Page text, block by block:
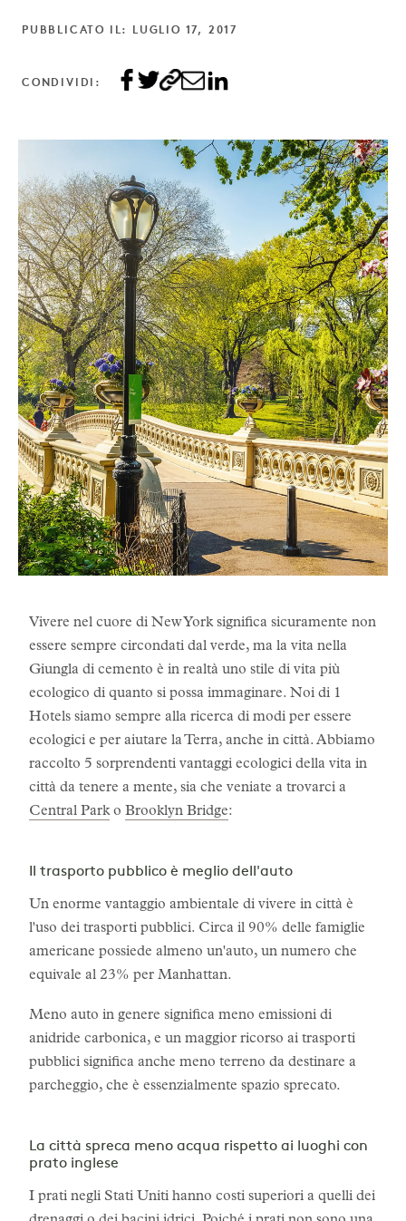
PUBBLICATO IL: LUGLIO 17, 2017
CONDIVIDI:
Vivere nel cuore di New York significa sicuramente non
essere sempre circondati dal verde, ma la vita nella
Giungla di cemento è in realtà uno stile di vita più
ecologico di quanto si possa immaginare. Noi di 1
Hotels siamo sempre alla ricerca di modi per essere
ecologici e per aiutare la Terra, anche in città. Abbiamo
raccolto 5 sorprendenti vantaggi ecologici della vita in
città da tenere a mente, sia che veniate a trovarci a
Central Parko Brooklyn Bridge:
Il trasporto pubblico è meglio dell'auto
Un enorme vantaggio ambientale di vivere in città è
l'uso dei trasporti pubblici. Circa il 90% delle famiglie
americane possiede almeno un'auto, un numero che
equivale al 23% per Manhattan.
Meno auto in genere significa meno emissioni di
anidride carbonica, e un maggior ricorso ai trasporti
pubblici significa anche meno terreno da destinare a
parcheggio, che è essenzialmente spazio sprecato.
La città spreca meno acqua rispetto ai luoghi con
prato inglese
I prati negli Stati Uniti hanno costi superiori a quelli dei